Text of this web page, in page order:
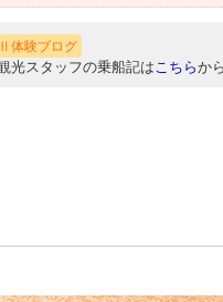
体験ブログ
光スタッフの乗船記はこちらか